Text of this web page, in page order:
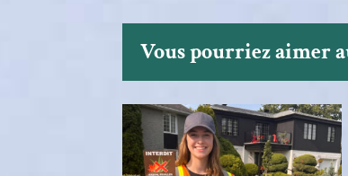
Vous pourriez aimer